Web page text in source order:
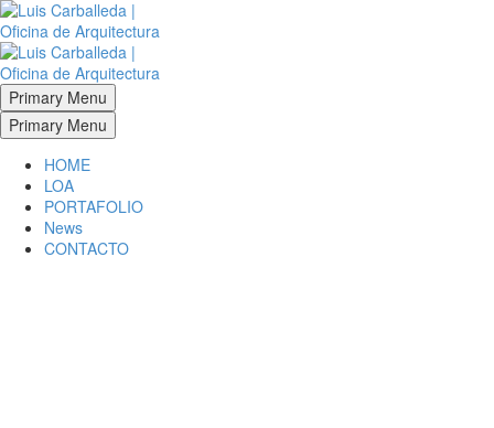
Primary Menu
Primary Menu
HOME
LOA
PORTAFOLIO
News
CONTACTO